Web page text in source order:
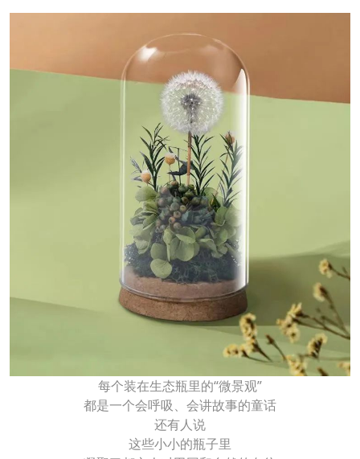
每个装在生态瓶里的“微景观”
都是一个会呼吸、会讲故事的童话
还有人说
这些小小的瓶子里